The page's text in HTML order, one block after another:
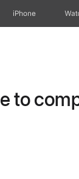
iPhone
to